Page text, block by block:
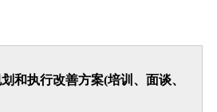
和执行改善方案(培训、面谈、